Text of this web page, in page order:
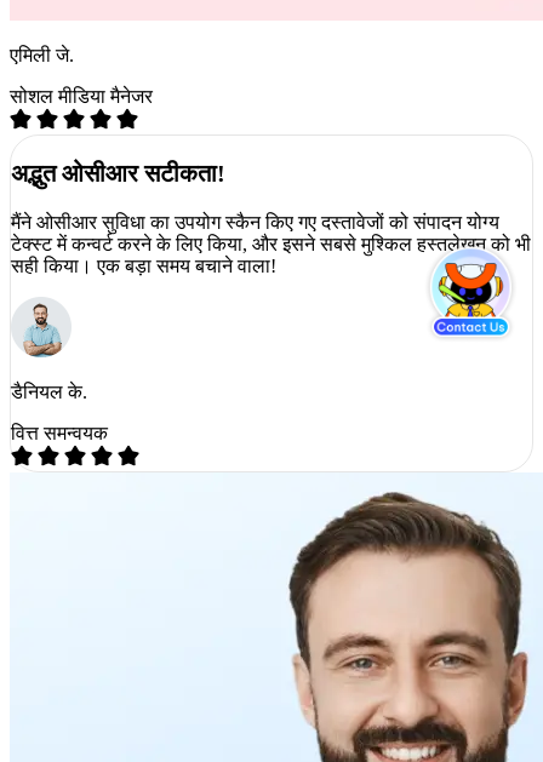
एमिली जे.
सोशल मीडिया मैनेजर
अद्भुत ओसीआर सटीकता!
मैंने ओसीआर सुविधा का उपयोग स्कैन किए गए दस्तावेजों को संपादन योग्य
टेक्स्ट में कन्वर्ट करने के लिए किया, और इसने सबसे मुश्किल हस्तलेखन को भी
सही किया। एक बड़ा समय बचाने वाला!
डैनियल के.
वित्त समन्वयक